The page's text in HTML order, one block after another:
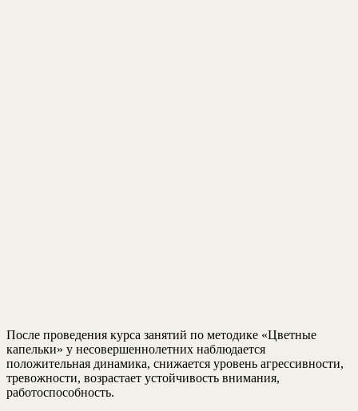
После проведения курса занятий по методике «Цветные
капельки» у несовершеннолетних наблюдается
положительная динамика, снижается уровень агрессивности,
тревожности, возрастает устойчивость внимания,
работоспособность.